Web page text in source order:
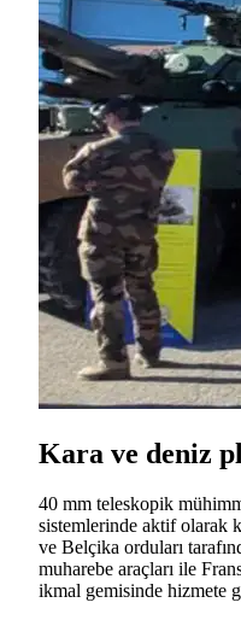
Kara ve deniz
40 mm teleskopik
sistemlerinde aktif olarak
ve Belçika orduları
muharebe araçları ile
ikmal gemisinde hizmete